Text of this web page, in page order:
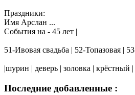
Праздники:
Имя Арслан ...
События на - 45 лет |
51-Ивовая свадьба | 52-Топазовая |
|шурин | деверь | золовка | крёстный
Последние добавленные :